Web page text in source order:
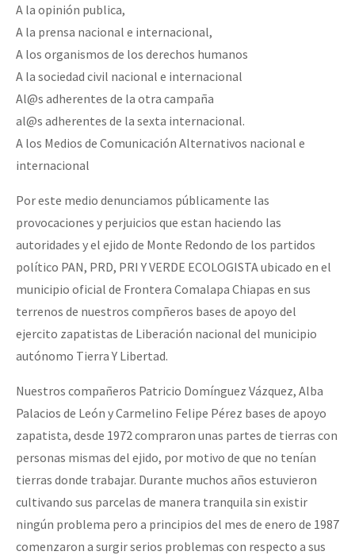
MULTIMEDIA
Audio
Fotorreportaje
Video
Otras secciones
Semillero Guerra contra la Humanidad. (Las poblaciones y
Libros para descargar
Medios Libres
Eventos
Contacto
Se o México sabe, que o mundo saiba! Nossas lutas pela
[25 abr – CDMX] Tokín por el CNI: 30 años de Resistencia y
A la opinión publica,
A la prensa nacional e internacional,
A los organismos de los derechos humanos
A la sociedad civil nacional e internacional
Al@s adherentes de la otra campaña
al@s adherentes de la sexta internacional.
A los Medios de Comunicación Alternativos nacional e
internacional
Por este medio denunciamos públicamente las
provocaciones y perjuicios que estan haciendo las
autoridades y el ejido de Monte Redondo de los partidos
político PAN, PRD, PRI Y VERDE ECOLOGISTA ubicado en el
municipio oficial de Frontera Comalapa Chiapas en sus
terrenos de nuestros compñeros bases de apoyo del
ejercito zapatistas de Liberación nacional del municipio
autónomo Tierra Y Libertad.
Nuestros compañeros Patricio Domínguez Vázquez, Alba
Palacios de León y Carmelino Felipe Pérez bases de apoyo
zapatista, desde 1972 compraron unas partes de tierras con
personas mismas del ejido, por motivo de que no tenían
tierras donde trabajar. Durante muchos años estuvieron
cultivando sus parcelas de manera tranquila sin existir
ningún problema pero a principios del mes de enero de 1987
comenzaron a surgir serios problemas con respecto a sus